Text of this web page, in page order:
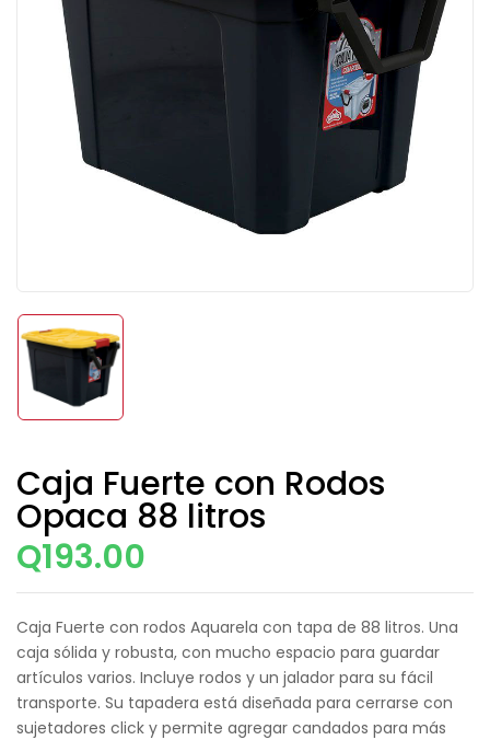
Caja Fuerte con Rodos
Opaca 88 litros
Q193.00
Caja Fuerte con rodos Aquarela con tapa de 88 litros. Una
caja sólida y robusta, con mucho espacio para guardar
artículos varios. Incluye rodos y un jalador para su fácil
transporte. Su tapadera está diseñada para cerrarse con
sujetadores click y permite agregar candados para más